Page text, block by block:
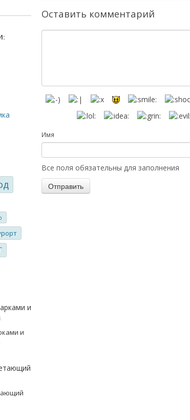
и
Оставить комментарий
Имя
Все поля обязательны для заполнения